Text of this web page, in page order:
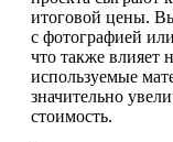
итоговой цены.
с фотографией
что также влияет
используемые
значительно
стоимость.